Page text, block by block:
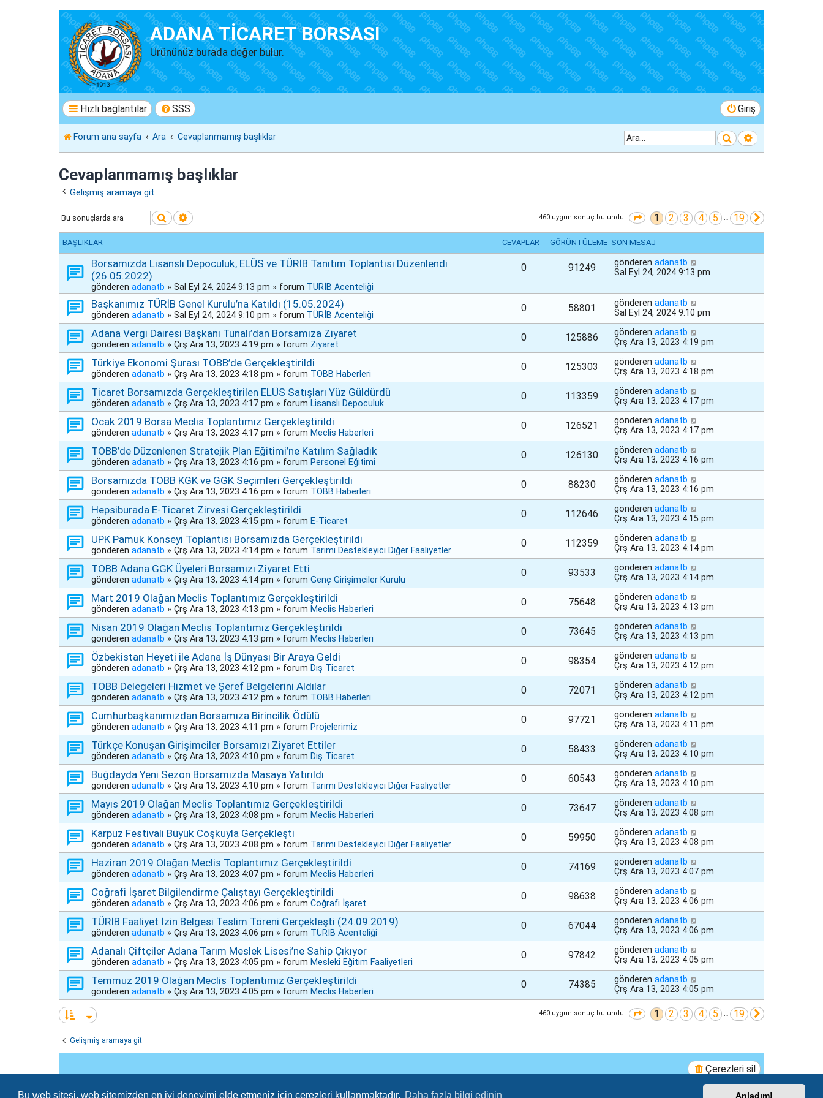
Bu web sitesi, web sitemizden en iyi deneyimi elde etmeniz için çerezleri kullanmaktadır. Daha fazla bilgi edinin Anladım!
ADANA TİCARET BORSASI
Ürününüz burada değer bulur.
Hızlı bağlantılar SSS Giriş
Forum ana sayfa Ara Cevaplanmamış başlıklar Ara Gelişmiş arama
Cevaplanmamış başlıklar
Gelişmiş aramaya git
Ara Gelişmiş arama 460 uygun sonuç bulundu 1 . sayfa (Toplam19sayfa)
1 2 3 4 5 … 19
BAŞLIKLAR CEVAPLAR GÖRÜNTÜLEME SON MESAJ
Borsamızda Lisanslı Depoculuk, ELÜS ve TÜRİB Tanıtım Toplantısı Düzenlendi
(26.05.2022)
gönderen adanatb » Sal Eyl 24, 2024 9:13 pm » forum TÜRİB Acenteliği
0 91249 gönderen adanatb
Sal Eyl 24, 2024 9:13 pm
Başkanımız TÜRİB Genel Kurulu’na Katıldı (15.05.2024)
gönderen adanatb » Sal Eyl 24, 2024 9:10 pm » forum TÜRİB Acenteliği
0 58801 gönderen adanatb
Sal Eyl 24, 2024 9:10 pm
Adana Vergi Dairesi Başkanı Tunalı’dan Borsamıza Ziyaret
gönderen adanatb » Çrş Ara 13, 2023 4:19 pm » forum Ziyaret
0 125886 gönderen adanatb
Çrş Ara 13, 2023 4:19 pm
Türkiye Ekonomi Şurası TOBB’de Gerçekleştirildi
gönderen adanatb » Çrş Ara 13, 2023 4:18 pm » forum TOBB Haberleri
0 125303 gönderen adanatb
Çrş Ara 13, 2023 4:18 pm
Ticaret Borsamızda Gerçekleştirilen ELÜS Satışları Yüz Güldürdü
gönderen adanatb » Çrş Ara 13, 2023 4:17 pm » forum Lisanslı Depoculuk
0 113359 gönderen adanatb
Çrş Ara 13, 2023 4:17 pm
Ocak 2019 Borsa Meclis Toplantımız Gerçekleştirildi
gönderen adanatb » Çrş Ara 13, 2023 4:17 pm » forum Meclis Haberleri
0 126521 gönderen adanatb
Çrş Ara 13, 2023 4:17 pm
TOBB’de Düzenlenen Stratejik Plan Eğitimi’ne Katılım Sağladık
gönderen adanatb » Çrş Ara 13, 2023 4:16 pm » forum Personel Eğitimi
0 126130 gönderen adanatb
Çrş Ara 13, 2023 4:16 pm
Borsamızda TOBB KGK ve GGK Seçimleri Gerçekleştirildi
gönderen adanatb » Çrş Ara 13, 2023 4:16 pm » forum TOBB Haberleri
0 88230 gönderen adanatb
Çrş Ara 13, 2023 4:16 pm
Hepsiburada E-Ticaret Zirvesi Gerçekleştirildi
gönderen adanatb » Çrş Ara 13, 2023 4:15 pm » forum E-Ticaret
0 112646 gönderen adanatb
Çrş Ara 13, 2023 4:15 pm
UPK Pamuk Konseyi Toplantısı Borsamızda Gerçekleştirildi
gönderen adanatb » Çrş Ara 13, 2023 4:14 pm » forum Tarımı Destekleyici Diğer Faaliyetler
0 112359 gönderen adanatb
Çrş Ara 13, 2023 4:14 pm
TOBB Adana GGK Üyeleri Borsamızı Ziyaret Etti
gönderen adanatb » Çrş Ara 13, 2023 4:14 pm » forum Genç Girişimciler Kurulu
0 93533 gönderen adanatb
Çrş Ara 13, 2023 4:14 pm
Mart 2019 Olağan Meclis Toplantımız Gerçekleştirildi
gönderen adanatb » Çrş Ara 13, 2023 4:13 pm » forum Meclis Haberleri
0 75648 gönderen adanatb
Çrş Ara 13, 2023 4:13 pm
Nisan 2019 Olağan Meclis Toplantımız Gerçekleştirildi
gönderen adanatb » Çrş Ara 13, 2023 4:13 pm » forum Meclis Haberleri
0 73645 gönderen adanatb
Çrş Ara 13, 2023 4:13 pm
Özbekistan Heyeti ile Adana İş Dünyası Bir Araya Geldi
gönderen adanatb » Çrş Ara 13, 2023 4:12 pm » forum Dış Ticaret
0 98354 gönderen adanatb
Çrş Ara 13, 2023 4:12 pm
TOBB Delegeleri Hizmet ve Şeref Belgelerini Aldılar
gönderen adanatb » Çrş Ara 13, 2023 4:12 pm » forum TOBB Haberleri
0 72071 gönderen adanatb
Çrş Ara 13, 2023 4:12 pm
Cumhurbaşkanımızdan Borsamıza Birincilik Ödülü
gönderen adanatb » Çrş Ara 13, 2023 4:11 pm » forum Projelerimiz
0 97721 gönderen adanatb
Çrş Ara 13, 2023 4:11 pm
Türkçe Konuşan Girişimciler Borsamızı Ziyaret Ettiler
gönderen adanatb » Çrş Ara 13, 2023 4:10 pm » forum Dış Ticaret
0 58433 gönderen adanatb
Çrş Ara 13, 2023 4:10 pm
Buğdayda Yeni Sezon Borsamızda Masaya Yatırıldı
gönderen adanatb » Çrş Ara 13, 2023 4:10 pm » forum Tarımı Destekleyici Diğer Faaliyetler
0 60543 gönderen adanatb
Çrş Ara 13, 2023 4:10 pm
Mayıs 2019 Olağan Meclis Toplantımız Gerçekleştirildi
gönderen adanatb » Çrş Ara 13, 2023 4:08 pm » forum Meclis Haberleri
0 73647 gönderen adanatb
Çrş Ara 13, 2023 4:08 pm
Karpuz Festivali Büyük Coşkuyla Gerçekleşti
gönderen adanatb » Çrş Ara 13, 2023 4:08 pm » forum Tarımı Destekleyici Diğer Faaliyetler
0 59950 gönderen adanatb
Çrş Ara 13, 2023 4:08 pm
Haziran 2019 Olağan Meclis Toplantımız Gerçekleştirildi
gönderen adanatb » Çrş Ara 13, 2023 4:07 pm » forum Meclis Haberleri
0 74169 gönderen adanatb
Çrş Ara 13, 2023 4:07 pm
Coğrafi İşaret Bilgilendirme Çalıştayı Gerçekleştirildi
gönderen adanatb » Çrş Ara 13, 2023 4:06 pm » forum Coğrafi İşaret
0 98638 gönderen adanatb
Çrş Ara 13, 2023 4:06 pm
TÜRİB Faaliyet İzin Belgesi Teslim Töreni Gerçekleşti (24.09.2019)
gönderen adanatb » Çrş Ara 13, 2023 4:06 pm » forum TÜRİB Acenteliği
0 67044 gönderen adanatb
Çrş Ara 13, 2023 4:06 pm
Adanalı Çiftçiler Adana Tarım Meslek Lisesi’ne Sahip Çıkıyor
gönderen adanatb » Çrş Ara 13, 2023 4:05 pm » forum Mesleki Eğitim Faaliyetleri
0 97842 gönderen adanatb
Çrş Ara 13, 2023 4:05 pm
Temmuz 2019 Olağan Meclis Toplantımız Gerçekleştirildi
gönderen adanatb » Çrş Ara 13, 2023 4:05 pm » forum Meclis Haberleri
0 74385 gönderen adanatb
Çrş Ara 13, 2023 4:05 pm
460 uygun sonuç bulundu 1 . sayfa (Toplam19sayfa)
1 2 3 4 5 … 19
Gelişmiş aramaya git
Çerezleri sil
TUM HAKLARI SAKLIDIR.ADANA TICARET BORSASI